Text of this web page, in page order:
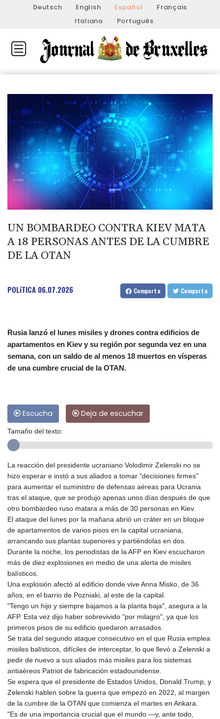
Deutsch English Español
Français
Italiano
Português
UN BOMBARDEO CONTRA KIEV MATA
A 18 PERSONAS ANTES DE LA CUMBRE
DE LA OTAN
POLíTICA 06.07.2026 Comparta Comparta
Rusia lanzó el lunes misiles y drones contra edificios de
apartamentos en Kiev y su región por segunda vez en una
semana, con un saldo de al menos 18 muertos en vísperas
de una cumbre crucial de la OTAN.
Escucha Deja de escuchar
Tamaño del texto:
La reacción del presidente ucraniano Volodimir Zelenski no se
hizo esperar e instó a sus aliados a tomar "decisiones firmes"
para aumentar el suministro de defensas aéreas para Ucrania
tras el ataque, que se produjo apenas unos días después de que
otro bombardeo ruso matara a más de 30 personas en Kiev.
El ataque del lunes por la mañana abrió un cráter en un bloque
de apartamentos de varios pisos en la capital ucraniana,
arrancando sus plantas superiores y partiéndolas en dos.
Durante la noche, los periodistas de la AFP en Kiev escucharon
más de diez explosiones en medio de una alerta de misiles
balísticos.
Una explosión afectó al edificio donde vive Anna Misko, de 36
años, en el barrio de Pozniaki, al este de la capital.
"Tengo un hijo y siempre bajamos a la planta baja", asegura a la
AFP. Esta vez dijo haber sobrevivido "por milagro", ya que los
primeros pisos de su edificio quedaron arrasados.
Se trata del segundo ataque consecutivo en el que Rusia emplea
misiles balísticos, difíciles de interceptar, lo que llevó a Zelenski a
pedir de nuevo a sus aliados más misiles para los sistemas
antiaéreos Patriot de fabricación estadounidense.
Se espera que el presidente de Estados Unidos, Donald Trump, y
Zelenski hablen sobre la guerra que empezó en 2022, al margen
de la cumbre de la OTAN que comienza el martes en Ankara.
"Es de una importancia crucial que el mundo —y, ante todo,